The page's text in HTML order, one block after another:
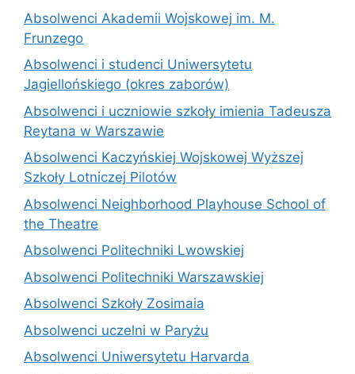
Absolwenci Akademii Wojskowej im. M.
Frunzego
Absolwenci i studenci Uniwersytetu
Jagiellońskiego (okres zaborów)
Absolwenci i uczniowie szkoły imienia Tadeusza
Reytana w Warszawie
Absolwenci Kaczyńskiej Wojskowej Wyższej
Szkoły Lotniczej Pilotów
Absolwenci Neighborhood Playhouse School of
the Theatre
Absolwenci Politechniki Lwowskiej
Absolwenci Politechniki Warszawskiej
Absolwenci Szkoły Zosimaia
Absolwenci uczelni w Paryżu
Absolwenci Uniwersytetu Harvarda